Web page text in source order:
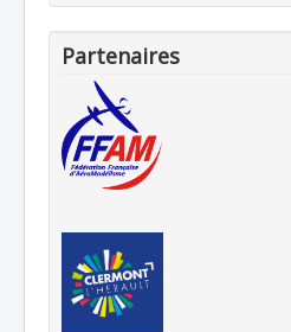
Partenaires